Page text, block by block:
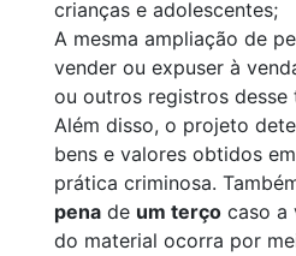
crianças e adolescentes;
A mesma ampliação de
vender ou expuser à
ou outros registros desse
Além disso, o projeto
bens e valores obtidos
prática criminosa.
pena de um terço caso a
do material ocorra por